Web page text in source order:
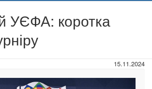
УЄФА: коротка
15.11.2024